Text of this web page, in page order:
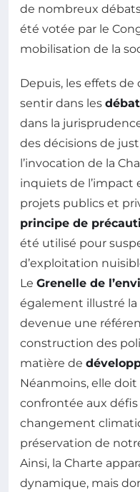
de nombreux
été votée par le
mobilisation de la
Depuis, les effets
sentir dans les
dans la
des décisions de
l’invocation de la
inquiets de
projets publics et
principe de
été utilisé pour
d’exploitation
Le Grenelle de
également illustré la
devenue une
construction des
matière de
Néanmoins, elle
confrontée aux
changement
préservation de
Ainsi, la Charte
dynamique, mais